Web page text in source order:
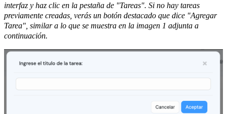
interfaz y haz clic en la pestaña de "Tareas". Si no hay tareas
previamente creadas, verás un botón destacado que dice "Agregar
Tarea", similar a lo que se muestra en la imagen 1 adjunta a
continuación.